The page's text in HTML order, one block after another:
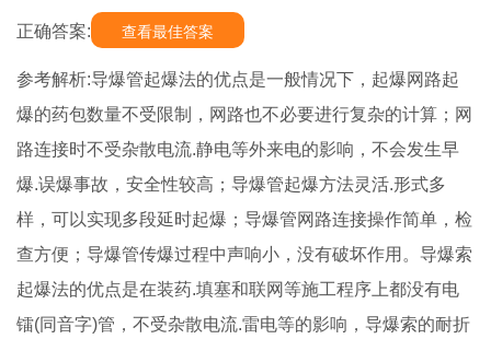
正确答案: 查看最佳答案
参考解析:导爆管起爆法的优点是一般情况下，起爆网路起
爆的药包数量不受限制，网路也不必要进行复杂的计算；网
路连接时不受杂散电流.静电等外来电的影响，不会发生早
爆.误爆事故，安全性较高；导爆管起爆方法灵活.形式多
样，可以实现多段延时起爆；导爆管网路连接操作简单，检
查方便；导爆管传爆过程中声响小，没有破坏作用。导爆索
起爆法的优点是在装药.填塞和联网等施工程序上都没有电
镭(同音字)管，不受杂散电流.雷电等的影响，导爆索的耐折